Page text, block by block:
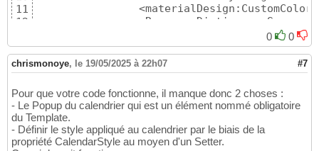
27
30
31
32
33
34
35
36
37
                        <Border BorderBrush=
                            <Grid x:Name=
</
<!-- Zone
11
12
14
15
16
                <ResourceDictionary Source=
</
        </ResourceDictionary>
    </Application.Resources>
0 0
chrismonoye, le 19/05/2025 à 22h07 #7
Pour que votre code fonctionne, il manque donc 2 choses :
- Le Popup du calendrier qui est un élément nommé obligatoire
du Template.
- Définir le style appliqué au calendrier par le biais de la
propriété CalendarStyle au moyen d'un Setter.